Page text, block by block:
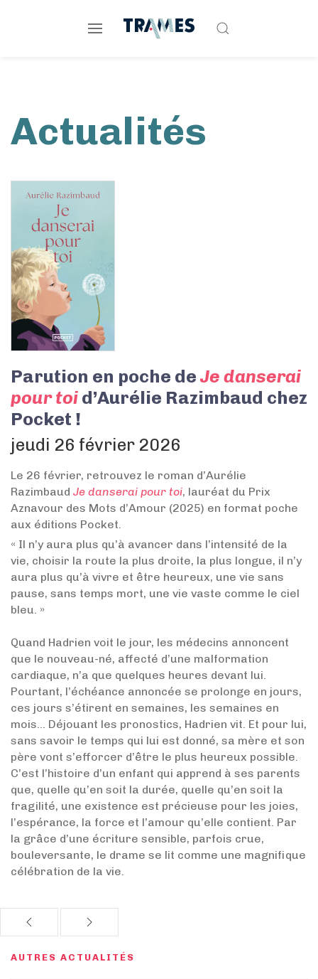
Actualités
Parution en poche de Je danserai
pour toi d’Aurélie Razimbaud chez
Pocket !
jeudi 26 février 2026
Le 26 février, retrouvez le roman d’Aurélie
Razimbaud Je danserai pour toi, lauréat du Prix
Aznavour des Mots d’Amour (2025) en format poche
aux éditions Pocket.
« Il n’y aura plus qu’à avancer dans l’intensité de la
vie, choisir la route la plus droite, la plus longue, il n’y
aura plus qu’à vivre et être heureux, une vie sans
pause, sans temps mort, une vie vaste comme le ciel
bleu. »
Quand Hadrien voit le jour, les médecins annoncent
que le nouveau-né, affecté d’une malformation
cardiaque, n’a que quelques heures devant lui.
Pourtant, l’échéance annoncée se prolonge en jours,
ces jours s’étirent en semaines, les semaines en
mois… Déjouant les pronostics, Hadrien vit. Et pour lui,
sans savoir le temps qui lui est donné, sa mère et son
père vont s’efforcer d’être le plus heureux possible.
C’est l’histoire d’un enfant qui apprend à ses parents
que, quelle qu’en soit la durée, quelle qu’en soit la
fragilité, une existence est précieuse pour les joies,
l’espérance, la force et l’amour qu’elle contient. Par
la grâce d’une écriture sensible, parfois crue,
bouleversante, le drame se lit comme une magnifique
célébration de la vie.
AUTRES ACTUALITÉS